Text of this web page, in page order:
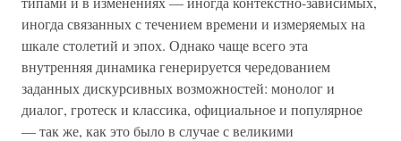
иногда связанных с течением времени и измеряемых на
шкале столетий и эпох. Однако чаще всего эта
внутренняя динамика генерируется чередованием
заданных дискурсивных возможностей: монолог и
диалог, гротеск и классика, официальное и популярное
— так же, как это было в случае с великими